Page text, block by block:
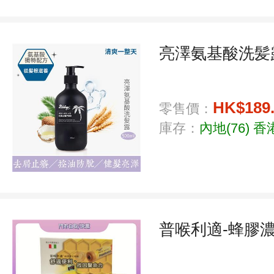
亮澤氨基酸洗
零售價：
庫存： 內地(76) 香
普喉利適-蜂膠